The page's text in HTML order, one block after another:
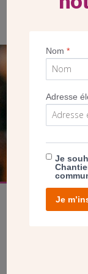
SEUL
NOUS
Nom*
Adresse
Je
Je